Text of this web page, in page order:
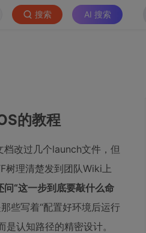
搜索 AI 搜索
的教程
改过几个launch文件，但
树理清楚发到团队Wiki上
“这一步到底要敲什么命
些写着“配置好环境后运行
认知路径的精密设计。